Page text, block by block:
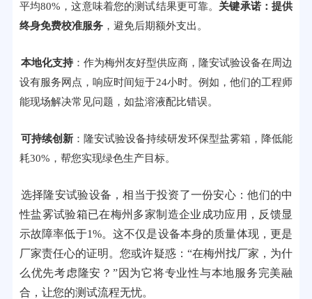
平均80%，这意味着您的测试结果更可靠。 关键承诺：提供
终身免费校准服务，避免后期额外支出。
本地化支持：作为梅州友好型供应商，隆安试验设备在周边
设有服务网点，响应时间短于24小时。例如，他们的工程师
能现场解决常见问题，如盐溶液配比错误。
可持续创新：隆安试验设备持续研发环保型盐雾箱，降低能
耗30%，帮您实现绿色生产目标。
选择隆安试验设备，相当于投资了一份安心：他们的中
性盐雾试验箱已在梅州多家制造企业成功应用，反馈显
示故障率低于1%。这不仅是设备本身的质量体现，更是
厂家责任心的证明。您或许疑惑：“在梅州找厂家，为什
么优先考虑隆安？”因为它将专业性与本地服务完美融
合，让您的测试流程无忧。